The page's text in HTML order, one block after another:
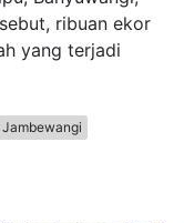
ribuan ekor
yang terjadi
Jambewangi